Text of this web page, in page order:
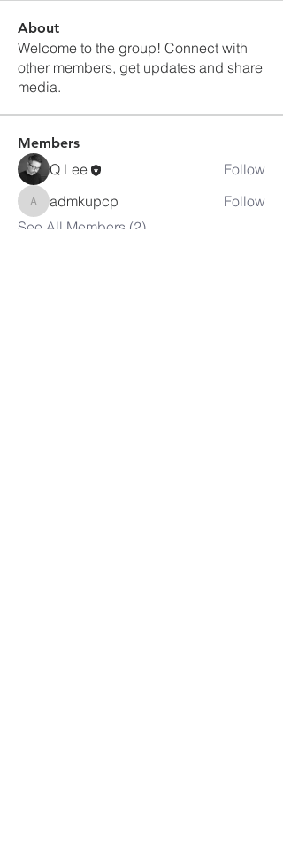
About
Welcome to the group! Connect with
other members, get updates and share
media.
Members
Q Lee Follow
admkupcp
admkupcp
Follow
See All Members (2)